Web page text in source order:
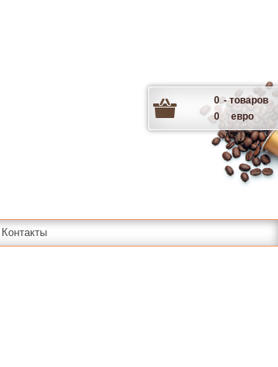
0 - товаров
0
евро
Контакты